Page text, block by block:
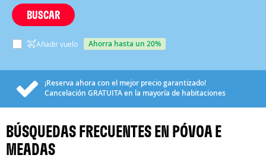
BUSCAR
Añadir vuelo ahorra hasta un 20%
¡Reserva ahora con el mejor precio garantizado!
Cancelación GRATUITAen la mayoría de habitaciones
BÚSQUEDAS FRECUENTES EN PÓVOA E
MEADAS